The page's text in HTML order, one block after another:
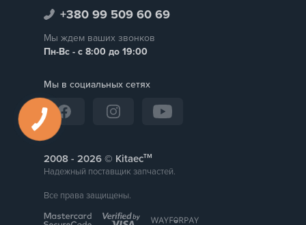
+380 99 509 60 69
Мы ждем ваших звонков
Пн-Вс - с 8:00 до 19:00
Мы в социальных сетях
2008 - © Kitaecтм
Надежный поставщик запчастей.
Все права защищены.